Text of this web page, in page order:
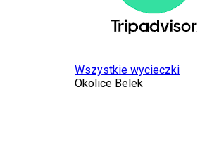
Wszystkie wycieczki
Okolice Belek